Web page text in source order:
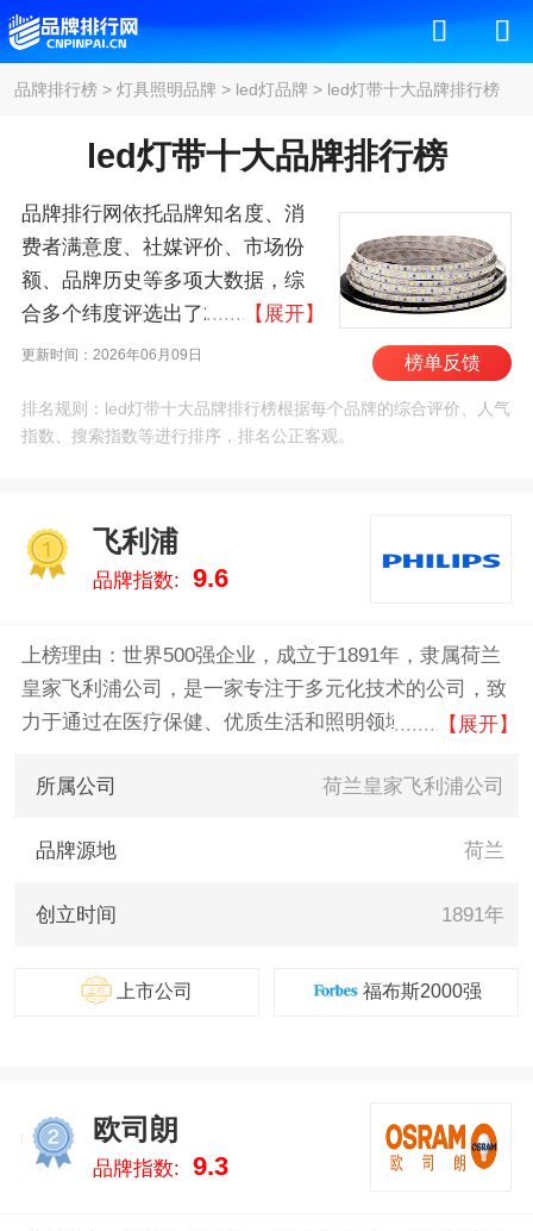
品牌排行榜> 灯具照明品牌 > led灯品牌 > led灯带十大品牌排行榜
led灯带十大品牌排行榜
品牌排行网依托品牌知名度、消
费者满意度、社媒评价、市场份
额、品牌历史等多项大数据，综
合多个纬度评选出了2026年led灯
带十大品牌排行榜，其中前十名
朗/Osram、通用电气/GE、美
的/MIDEA、TCL、雷士/NVC、欧
们致力于用最真实的数据告诉您
led灯带什么牌子好，供您参考。
【展开】
更新时间：2026年06月09日 榜单反馈
排名规则：led灯带十大品牌排行榜根据每个品牌的综合评价、人气
指数、搜索指数等进行排序，排名公正客观。
1
飞利浦
品牌指数: 9.6
上榜理由：世界500强企业，成立于1891年，隶属荷兰
皇家飞利浦公司，是一家专注于多元化技术的公司，致
力于通过在医疗保健、优质生活和照明领域的有意义创
护理与家庭医疗保健、节能照明解决方案与新型照明应
等方面。
【展开】
所属公司 荷兰皇家飞利浦公司
品牌源地 荷兰
创立时间 1891年
上市公司 福布斯2000强
2
欧司朗
品牌指数: 9.3